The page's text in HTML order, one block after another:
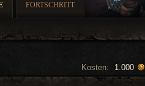
FORTSCHRITT
Kosten: 1.000